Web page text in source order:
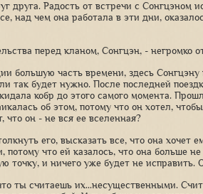
друга. Радость от встречи с Сонгцэном
над чем она работала в эти дни,
перед кланом, Сонгцэн, - негромко
большую часть времени, здесь
так будет нужно. После последней
кобр до этого самого момента.
об этом, потому что он хотел,
что он - не вся ее вселенная?
его, высказать все, что она хочет
что ей казалось, что она больше
точку, и ничего уже будет не
ты считаешь их...несущественными.